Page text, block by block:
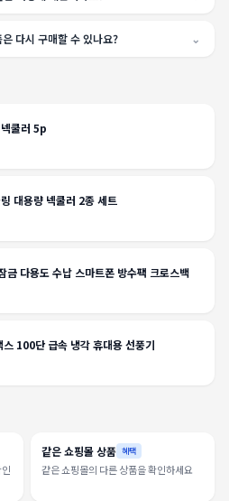
다시 구매할 수 있나요? ⌄
쿨러 5p
대용량 넥쿨러 2종 세트
금 다용도 수납 스마트폰 방수팩 크로스백
100단 급속 냉각 휴대용 선풍기
같은 쇼핑몰 상품 혜택
같은 쇼핑몰의 다른 상품을 확인하세요